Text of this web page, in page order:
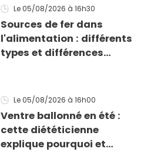
Le 05/08/2026 à 16h30
Sources de fer dans
l'alimentation : différents
types et différences
Le 05/08/2026 à 16h00
Ventre ballonné en été :
cette diététicienne
explique pourquoi et